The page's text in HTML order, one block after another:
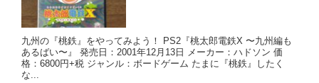
九州の『桃鉄』をやってみよう！ PS2『桃太郎電鉄X 〜九州編も
あるばい〜』 発売日：2001年12月13日 メーカー：ハドソン 価
格：6800円+税 ジャンル：ボードゲーム たまに『桃鉄』したく
な...